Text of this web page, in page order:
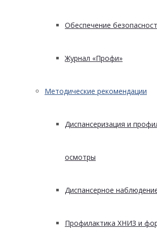
Обеспечение
Журнал «Профи»
Методические рекомендации
Диспансеризация и
осмотры
Диспансерное
Профилактика ХНИЗ и